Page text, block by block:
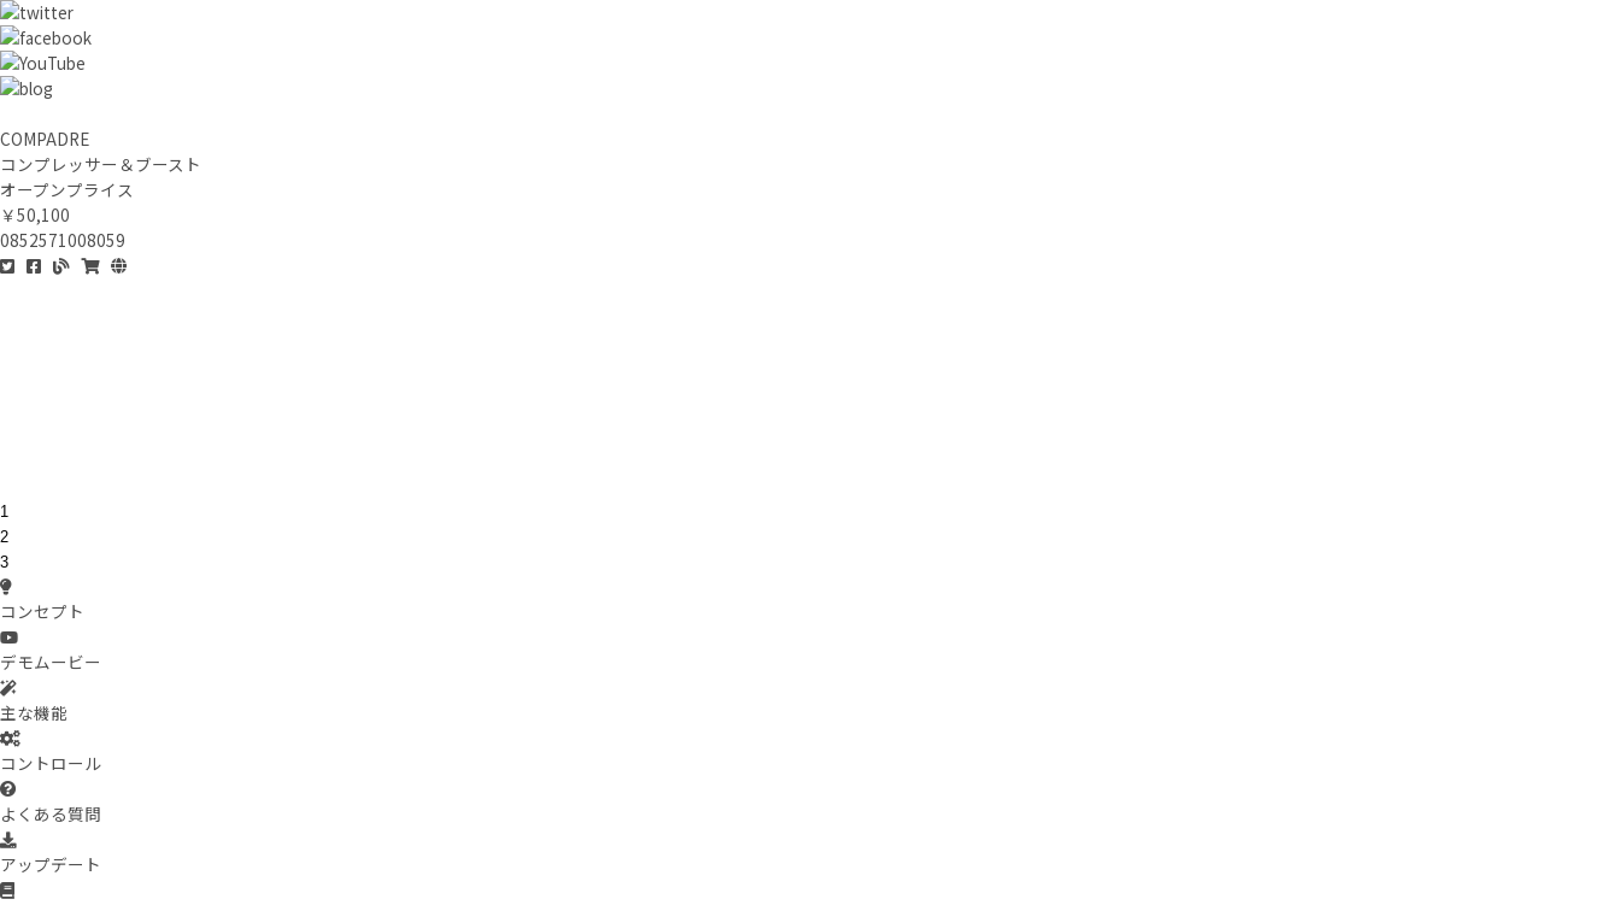
COMPADRE
コンプレッサー＆ブースト
オープンプライス
￥50,100
0852571008059
1
2
3
コンセプト
デモムービー
主な機能
コントロール
よくある質問
アップデート